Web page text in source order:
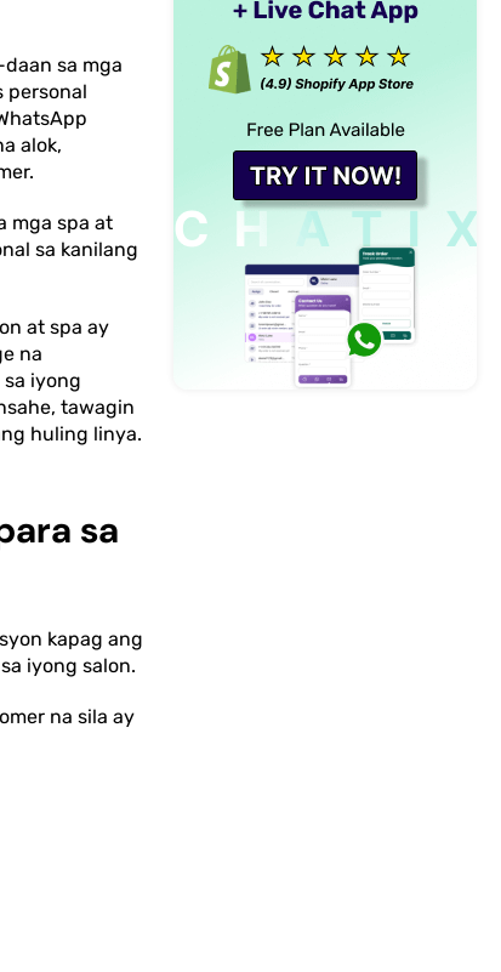
sa mga
personal
alok,
mga spa at
sa kanilang
at spa ay
na
iyong
tawagin
huling linya.
sa
kapag ang
iyong salon.
na sila ay